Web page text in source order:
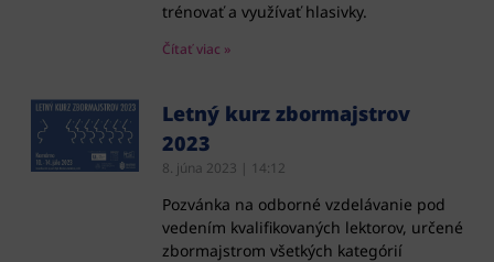
trénovať a využívať hlasivky.
Čítať viac »
Letný kurz zbormajstrov
2023
8. júna 2023 14:12
Pozvánka na odborné vzdelávanie pod
vedením kvalifikovaných lektorov, určené
zbormajstrom všetkých kategórií